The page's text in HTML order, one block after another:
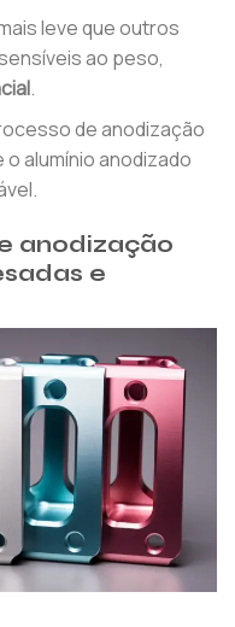
leve que outros
ao peso,
.
de anodização
alumínio anodizado
anodização
e